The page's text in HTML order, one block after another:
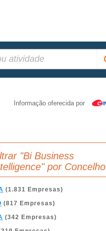
Informação oferecida por
"Bi Business
por Concelho
(1.831 Empresas)
(817 Empresas)
(342 Empresas)